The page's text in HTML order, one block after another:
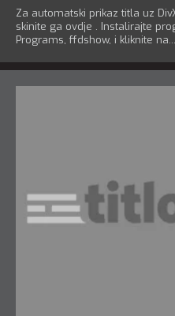
Za automatski prikaz titla uz
skinite ga ovdje . Instalirajte
Programs, ffdshow, i kliknite na...